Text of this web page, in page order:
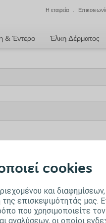
cookies
και
επισκεψιμότητάς μας.
που χρησιμοποιείτε
αναλύσεων, οι οποίοι
Η εταιρεία
& Έντερο Έλκη Δέρματος
Φροντίδα δέρματος
Πληροφορίες για τη